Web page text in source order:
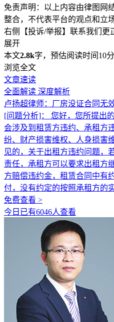
免责声明：以上内容由律图网
整合，不代表平台的观点和立
右侧【投诉/举报】联系我们更
展开
本文2.8k字，预估阅读时间10
浏览全文
文章速读
全面解读 深度解析
卢扬超律师：厂房没证合同无
[问题分析]：
您好，您所提出
会涉及到租赁方违约、承租方
纷、财产损害维权、人身损害
见的，关于出租方违约问题，
责任，承租方可以要求出租方
方赔偿违约金，租赁合同中有
付，没有约定的按照承租方的
免费查看 >
今日已有6046人查看